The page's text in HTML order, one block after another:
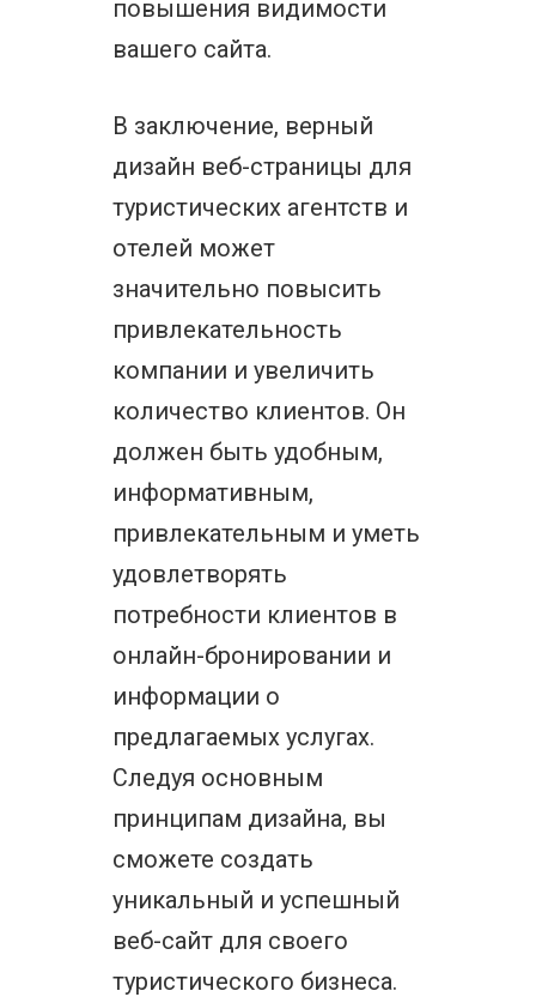
повышения видимости
вашего сайта.
В заключение, верный
дизайн веб-страницы для
туристических агентств и
отелей может
значительно повысить
привлекательность
компании и увеличить
количество клиентов. Он
должен быть удобным,
информативным,
привлекательным и уметь
удовлетворять
потребности клиентов в
онлайн-бронировании и
информации о
предлагаемых услугах.
Следуя основным
принципам дизайна, вы
сможете создать
уникальный и успешный
веб-сайт для своего
туристического бизнеса.